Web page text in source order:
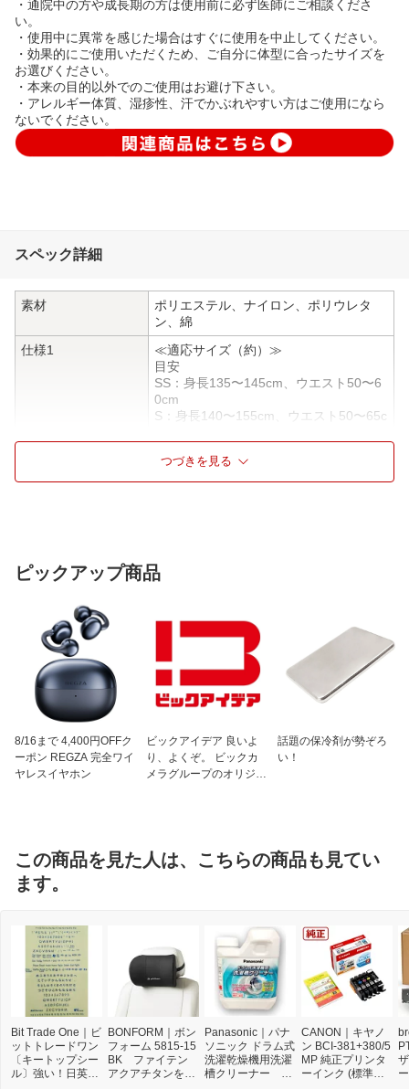
・通院中の方や成長期の方は使用前に必ず医師にご相談くださ
い。
・使用中に異常を感じた場合はすぐに使用を中止してください。
・効果的にご使用いただくため、ご自分に体型に合ったサイズを
お選びください。
・本来の目的以外でのご使用はお避け下さい。
・アレルギー体質、湿疹性、汗でかぶれやすい方はご使用になら
ないでください。
スペック詳細
素材
ポリエステル、ナイロン、ポリウレタ
ン、綿
仕様1
≪適応サイズ（約）≫
目安
SS：身長135〜145cm、ウエスト50〜6
0cm
S：身長140〜155cm、ウエスト50〜65c
cm
L：身長165〜180cm、ウエスト75〜100
仕様2
付属：フロントベルト
(25cm)、ロング(30cm)
つづきを見る
ピックアップ商品
8/16まで 4,400円OFFク
ーポン REGZA 完全ワイ
ヤレスイヤホン
ビックアイデア 良いよ
り、よくぞ。 ビックカ
メラグループのオリジナ
話題の保冷剤が勢ぞろ
い！
この商品を見た人は、こちらの商品も見てい
ます。
Bit Trade One｜ビ
ットトレードワン
〔キートップシー
ル〕強い！日英対
BONFORM｜ボン
フォーム 5815-15
BK ファイテン
アクアチタンを用
Panasonic｜パナ
ソニック ドラム式
洗濯乾燥機用洗濯
槽クリーナー N-
CANON｜キヤノ
ン BCI-381+380/5
MP 純正プリンタ
ーインク (標準容